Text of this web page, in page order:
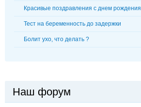
Красивые поздравления с днем рождения
Тест на беременность до задержки
Болит ухо, что делать ?
Наш форум